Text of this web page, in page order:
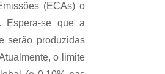
(ECAs) o
Espera-se que a
serão produzidas
o limite